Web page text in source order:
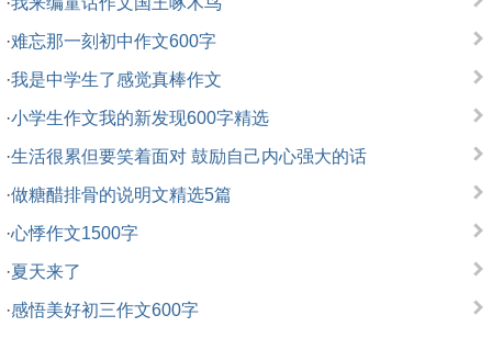
·难忘那一刻初中作文600字
·我是中学生了感觉真棒作文
·小学生作文我的新发现600字精选
·生活很累但要笑着面对 鼓励自己内心强大的话
·做糖醋排骨的说明文精选5篇
·心悸作文1500字
·夏天来了
·感悟美好初三作文600字